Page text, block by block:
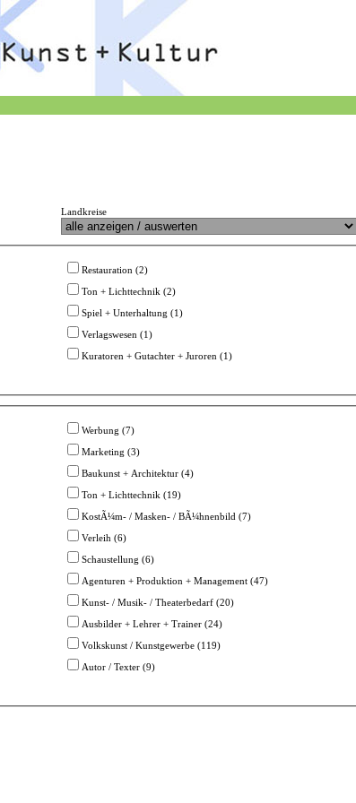
Landkreise
Restauration (2)
Ton + Lichttechnik (2)
Spiel + Unterhaltung (1)
Verlagswesen (1)
Kuratoren + Gutachter + Juroren (1)
Werbung (7)
Marketing (3)
Baukunst + Architektur (4)
Ton + Lichttechnik (19)
KostÃ¼m- / Masken- / BÃ¼hnenbild (7)
Verleih (6)
Schaustellung (6)
Agenturen + Produktion + Management (47)
Kunst- / Musik- / Theaterbedarf (20)
Ausbilder + Lehrer + Trainer (24)
Volkskunst / Kunstgewerbe (119)
Autor / Texter (9)